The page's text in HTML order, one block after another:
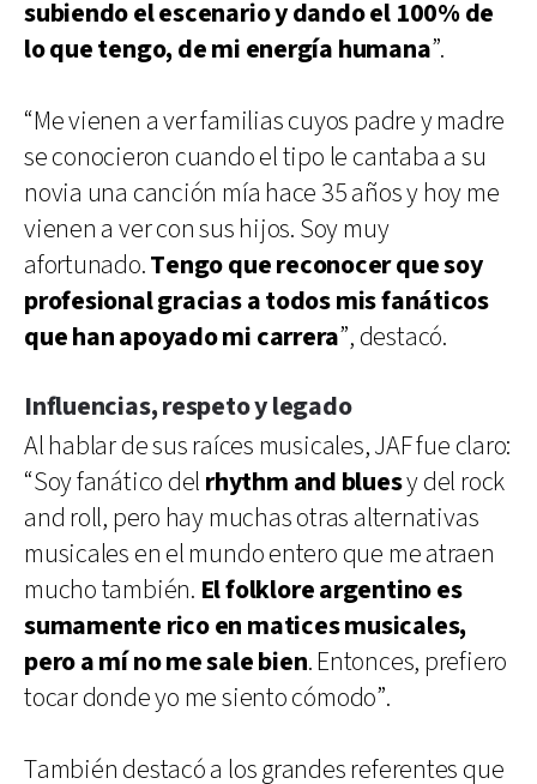
subiendo el escenario y dando el 100% de
lo que tengo, de mi energía humana”.
“Me vienen a ver familias cuyos padre y madre
se conocieron cuando el tipo le cantaba a su
novia una canción mía hace 35 años y hoy me
vienen a ver con sus hijos. Soy muy
afortunado.Tengo que reconocer que soy
profesional gracias a todos mis fanáticos
que han apoyado mi carrera”, destacó.
Influencias, respeto y legado
Al hablar de sus raíces musicales, JAF fue claro:
“Soy fanático del rhythm and bluesy del rock
and roll, pero hay muchas otras alternativas
musicales en el mundo entero que me atraen
mucho también. El folklore argentino es
sumamente rico en matices musicales,
pero a mí no me sale bien. Entonces, prefiero
tocar donde yo me siento cómodo”.
También destacó a los grandes referentes que